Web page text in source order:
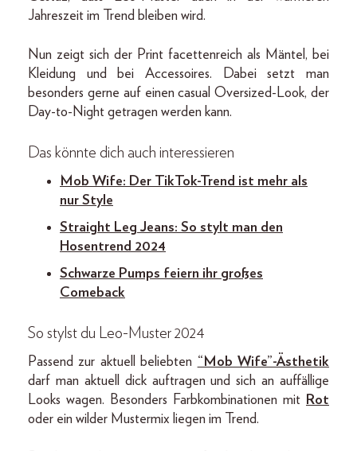
Jahreszeit im Trend bleiben wird.
Nun zeigt sich der Print facettenreich als Mäntel, bei
Kleidung und bei Accessoires. Dabei setzt man
besonders gerne auf einen casual Oversized-Look, der
Day-to-Night getragen werden kann.
Das könnte dich auch interessieren
Mob Wife: Der TikTok-Trend ist mehr als
nur Style
Straight Leg Jeans: So stylt man den
Hosentrend 2024
Schwarze Pumps feiern ihr großes
Comeback
So stylst du Leo-Muster 2024
Passend zur aktuell beliebten “Mob Wife”-Ästhetik
darf man aktuell dick auftragen und sich an auffällige
Looks wagen. Besonders Farbkombinationen mit Rot
oder ein wilder Mustermix liegen im Trend.